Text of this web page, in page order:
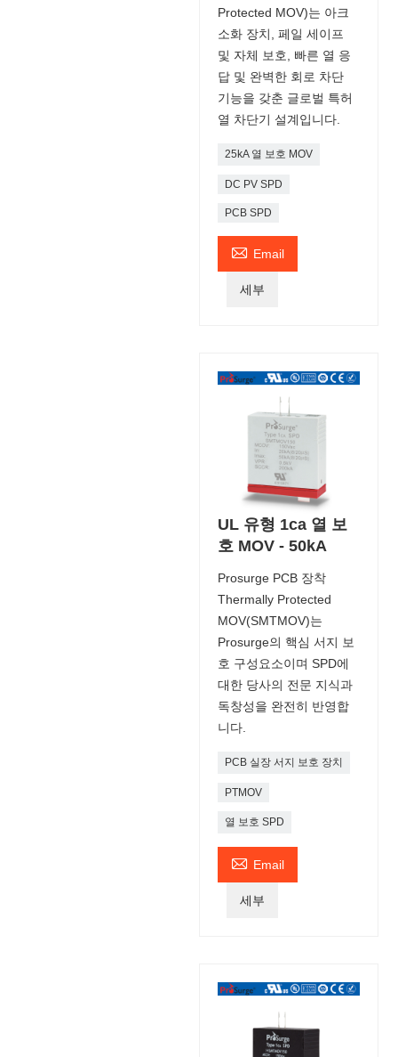
Protected MOV)는 아크
소화 장치, 페일 세이프
및 자체 보호, 빠른 열 응
답 및 완벽한 회로 차단
기능을 갖춘 글로벌 특허
열 차단기 설계입니다.
25kA 열 보호 MOV
DC PV SPD
PCB SPD
 Email
세부
UL 유형 1ca 열 보
호 MOV - 50kA
Prosurge PCB 장착
Thermally Protected
MOV(SMTMOV)는
Prosurge의 핵심 서지 보
호 구성요소이며 SPD에
대한 당사의 전문 지식과
독창성을 완전히 반영합
니다.
PCB 실장 서지 보호 장치
PTMOV
열 보호 SPD
 Email
세부